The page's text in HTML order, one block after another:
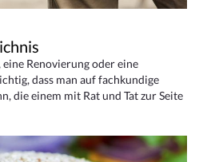
Renovierung oder eine
dass man auf fachkundige
die einem mit Rat und Tat zur Seite